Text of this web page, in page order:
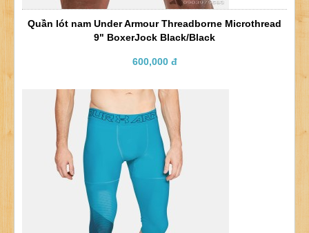
Quần lót nam Under Armour Threadborne Microthread
9" BoxerJock Black/Black
600,000 đ